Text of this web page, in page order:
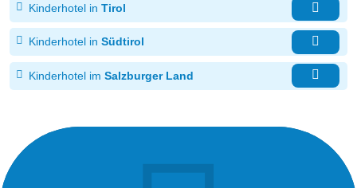
Kinderhotel in Tirol
Kinderhotel in Südtirol
Kinderhotel im Salzburger Land